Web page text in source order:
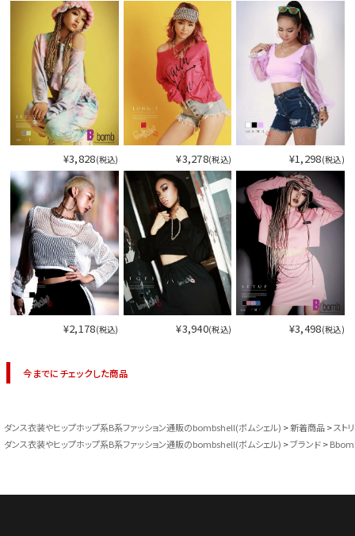
¥3,828(税込) ¥3,278(税込) ¥1,298(税込)
¥2,178(税込) ¥3,940(税込) ¥3,498(税込)
今までにチェックした商品
ダンス衣装やヒップホップ系B系ファッション通販のbombshell(ボムシェル) 新着商品
スト
ダンス衣装やヒップホップ系B系ファッション通販のbombshell(ボムシェル)
ブランド